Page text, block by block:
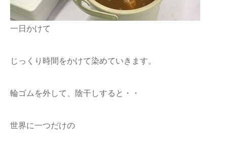
一日かけて
じっくり時間をかけて染めていきます。
輪ゴムを外して、陰干しすると・・
世界に一つだけの